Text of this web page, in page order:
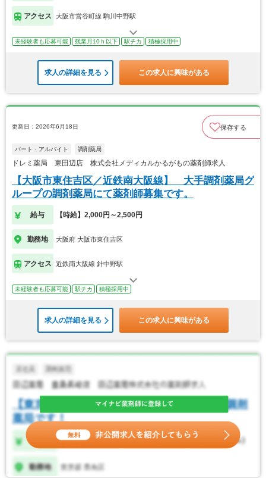
アクセス 大阪市営谷町線 駒川中野駅
未経験者も応募可能 残業月10ｈ以下 駅チカ 積極採用中
求人の詳細を見る この求人に興味がある
更新日：2026年6月18日 保存する
パート・アルバイト 調剤薬局
ドレミ薬局 東田辺店 株式会社メディカルかるがもの薬剤師求人
【大阪市東住吉区／近鉄南大阪線】 大手調剤薬局グ
ループの調剤薬局にて薬剤師募集です。
給与 【時給】2,000円～2,500円
勤務地 大阪府 大阪市東住吉区
アクセス 近鉄南大阪線 針中野駅
未経験者も応募可能 駅チカ 積極採用中
求人の詳細を見る この求人に興味がある